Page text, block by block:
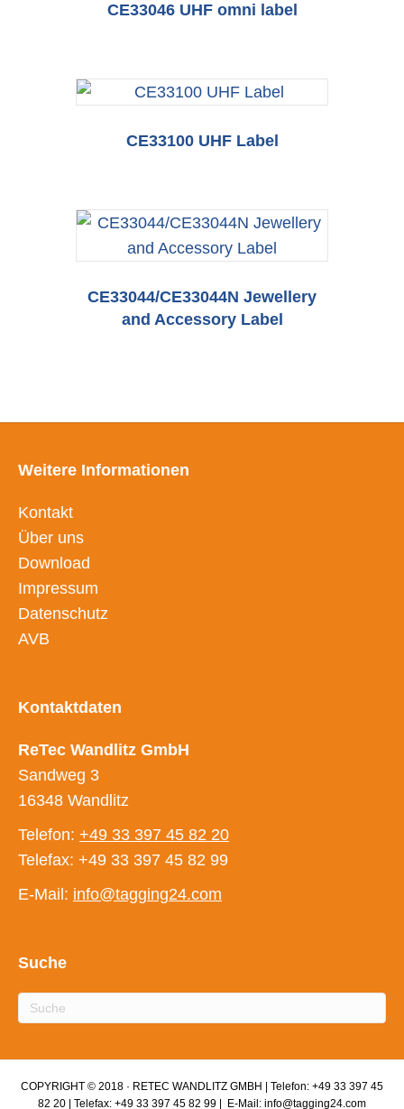
CE33046 UHF omni label
CE33100 UHF Label
CE33044/CE33044N Jewellery
and Accessory Label
Weitere Informationen
Kontakt
Über uns
Download
Impressum
Datenschutz
AVB
Kontaktdaten
ReTec Wandlitz GmbH
Sandweg 3
16348 Wandlitz
Telefon: +49 33 397 45 82 20
Telefax: +49 33 397 45 82 99
E-Mail: info@tagging24.com
Suche
COPYRIGHT © 2018 · RETEC WANDLITZ GMBH | Telefon: +49 33 397 45
82 20 | Telefax: +49 33 397 45 82 99 | E-Mail: info@tagging24.com